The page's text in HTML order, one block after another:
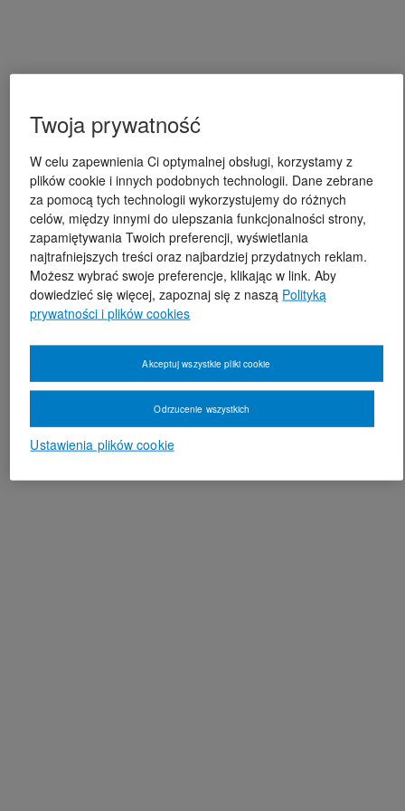
Twoja prywatność
W celu zapewnienia Ci optymalnej obsługi, korzystamy z
plików cookie i innych podobnych technologii. Dane zebrane
za pomocą tych technologii wykorzystujemy do różnych
celów, między innymi do ulepszania funkcjonalności strony,
zapamiętywania Twoich preferencji, wyświetlania
najtrafniejszych treści oraz najbardziej przydatnych reklam.
Możesz wybrać swoje preferencje, klikając w link. Aby
dowiedzieć się więcej, zapoznaj się z naszą Polityką
prywatności i plików cookies
Ustawienia plików cookie
Odrzucenie wszystkich
Akceptuj wszystkie pliki cookie